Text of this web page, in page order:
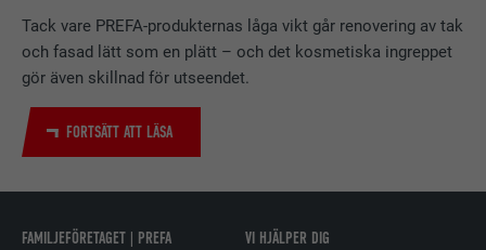
Tack vare PREFA-produkternas låga vikt går renovering av tak
och fasad lätt som en plätt – och det kosmetiska ingreppet
gör även skillnad för utseendet.
FORTSÄTT ATT LÄSA
FAMILJEFÖRETAGET | PREFA VI HJÄLPER DIG
tjänster.
LEVERANTÖRER
PROCEDUR 2 år
Används av den sociala